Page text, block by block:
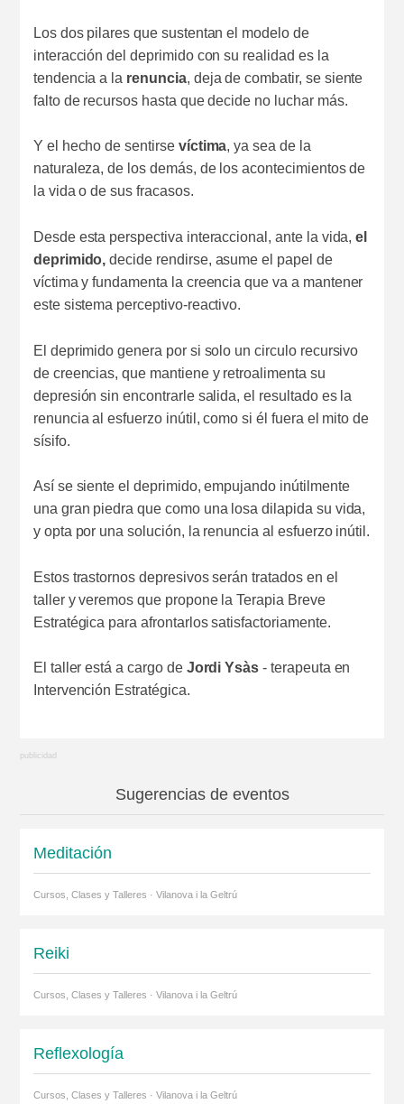
Los dos pilares que sustentan el modelo de
interacción del deprimido con su realidad es la
tendencia a la renuncia, deja de combatir, se siente
falto de recursos hasta que decide no luchar más.
Y el hecho de sentirse víctima, ya sea de la
naturaleza, de los demás, de los acontecimientos de
la vida o de sus fracasos.
Desde esta perspectiva interaccional, ante la vida,el
deprimido,decide rendirse, asume el papel de
víctima y fundamenta la creencia que va a mantener
este sistema perceptivo-reactivo.
El deprimido genera por si solo un circulo recursivo
de creencias, que mantiene y retroalimenta su
depresión sin encontrarle salida, el resultado es la
renuncia al esfuerzo inútil, como si él fuera el mito de
sísifo.
Así se siente el deprimido, empujando inútilmente
una gran piedra que como una losa dilapida su vida,
y opta por una solución, la renuncia al esfuerzo inútil.
Estos trastornos depresivos serán tratados en el
taller y veremos que propone la Terapia Breve
Estratégica para afrontarlos satisfactoriamente.
El taller está a cargo de Jordi Ysàs - terapeuta en
Intervención Estratégica.
Sugerencias de eventos
Meditación
Cursos, Clases y Talleres · Vilanova i la Geltrú
Reiki
Cursos, Clases y Talleres · Vilanova i la Geltrú
Reflexología
Cursos, Clases y Talleres · Vilanova i la Geltrú